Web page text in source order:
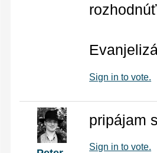
Sign in to vote.
pripájam
Sign in to vote.